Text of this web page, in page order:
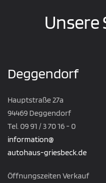
Deggendorf
Hauptstraße 27a
94469 Deggendorf
Tel. 09 91 / 3 70 16 - 0
information@
autohaus-griesbeck.de
Öffnungszeiten Verkauf